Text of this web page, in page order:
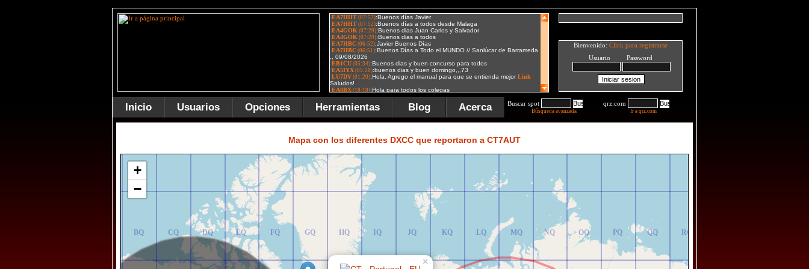
Bienvenido: Click para registrarse
Usuario Password
Inicio Usuarios Opciones Herramientas Blog Acerca Buscar spot
Búsqueda avanzada
qrz.com
Ir a qrz.com
Mapa con los diferentes DXCC que reportaron a CT7AUT
BQ
BR
CQ
CR
DQ
DR
EQ
ER
FQ
FR
GQ
GR
HQ
HR
IQ
IR
JQ
JR
KQ
KR
LQ
LR
MQ
MR
NQ
NR
OQ
OR
PQ
PR
QQ
QR
RQ
RR
×
+
−